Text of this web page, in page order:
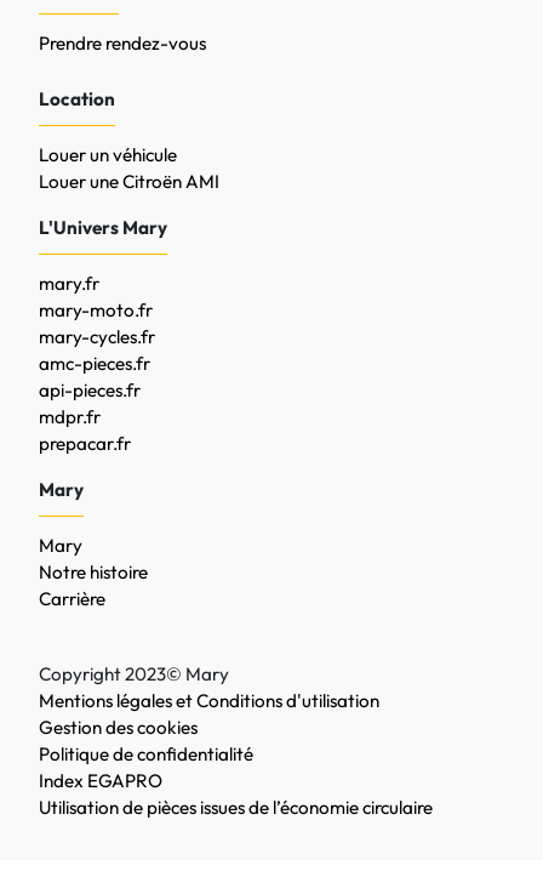
Prendre rendez-vous
Location
Louer un véhicule
Louer une Citroën AMI
L'Univers Mary
mary.fr
mary-moto.fr
mary-cycles.fr
amc-pieces.fr
api-pieces.fr
mdpr.fr
prepacar.fr
Mary
Mary
Notre histoire
Carrière
Copyright 2023© Mary
Mentions légales et Conditions d'utilisation
Gestion des cookies
Politique de confidentialité
Index EGAPRO
Utilisation de pièces issues de l’économie circulaire